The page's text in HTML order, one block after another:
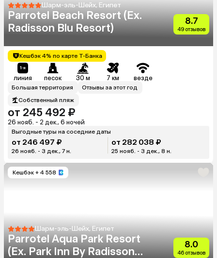
Шарм-эль-Шейх, Египет
Parrotel Beach Resort (Ex.
Radisson Blu Resort)
8.7
49 отзывов
Кешбэк 4% по карте Т-Банка
линия песок 30 м 7 км везде
Большая территория
Отзывы за этот год
Собственный пляж
от 245 492 ₽
26 нояб. - 2 дек., 6 ночей
Выгодные туры на соседние даты
от 246 497 ₽
26 нояб. - 3 дек., 7 н.
от 282 038 ₽
25 нояб. - 3 дек., 8 н.
Кешбэк + 4 558
Шарм-эль-Шейх, Египет
Parrotel Aqua Park Resort
(Ex. Park Inn By Radisson
8.0
46 отзывов